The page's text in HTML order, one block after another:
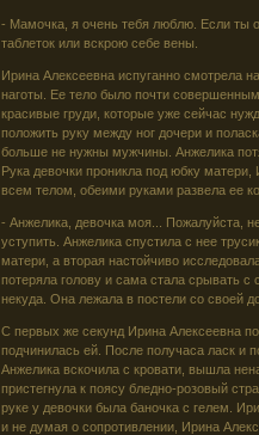
- Мамочка, я очень тебя люблю. Если ты
таблеток или вскрою себе вены.
Ирина Алексеевна испуганно смотрела
наготы. Ее тело было почти
красивые груди, которые уже сейчас
положить руку между ног дочери и
больше не нужны мужчины. Анжелика
Рука девочки проникла под юбку
всем телом, обеими руками развела ее
- Анжелика, девочка моя... Пожалуйста,
уступить. Анжелика спустила с нее
матери, а вторая настойчиво
потеряла голову и сама стала срывать
некуда. Она лежала в постели со своей
С первых же секунд Ирина Алексеевна
подчинилась ей. После получаса ласк и
Анжелика вскочила с кровати, вышла
пристегнула к поясу бледно-розовый
руке у девочки была баночка с гелем.
и не думая о сопротивлении, Ирина